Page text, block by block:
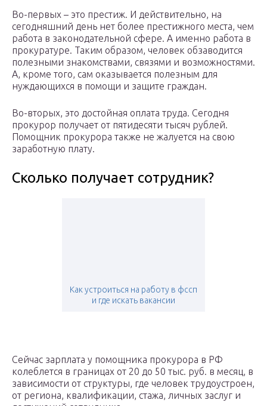
Во-первых – это престиж. И действительно, на
сегодняшний день нет более престижного места, чем
работа в законодательной сфере. А именно работа в
прокуратуре. Таким образом, человек обзаводится
полезными знакомствами, связями и возможностями.
А, кроме того, сам оказывается полезным для
нуждающихся в помощи и защите граждан.
Во-вторых, это достойная оплата труда. Сегодня
прокурор получает от пятидесяти тысяч рублей.
Помощник прокурора также не жалуется на свою
заработную плату.
Сколько получает сотрудник?
Как устроиться на работу в фссп
и где искать вакансии
Сейчас зарплата у помощника прокурора в РФ
колеблется в границах от 20 до 50 тыс. руб. в месяц, в
зависимости от структуры, где человек трудоустроен,
от региона, квалификации, стажа, личных заслуг и